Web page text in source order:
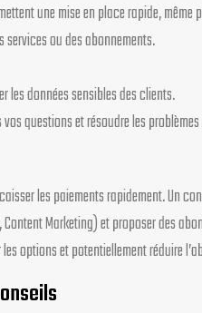
une mise en place rapide,
services ou des abonnements.
les données sensibles des clients.
questions et résoudre les
les paiements rapidement. Un
Marketing) et proposer des
options et potentiellement réduire